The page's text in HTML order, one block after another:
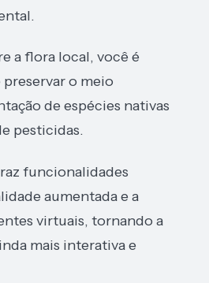
a flora local, você é
o meio
de espécies nativas
pesticidas.
funcionalidades
aumentada e a
virtuais, tornando a
mais interativa e